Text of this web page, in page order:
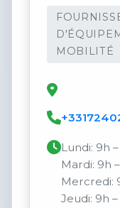
MOBILITÉ
Lundi: 9h
Mardi: 9h
Mercredi:
Jeudi: 9h –